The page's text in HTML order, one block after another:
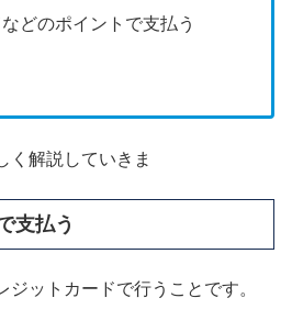
どのポイントで支払う
く解説していきま
支払う
ットカードで行うことです。